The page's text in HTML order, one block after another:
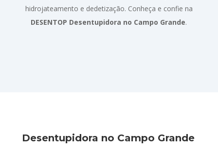
hidrojateamento e dedetização. Conheça e confie na
DESENTOP Desentupidora no Campo Grande.
Desentupidora no Campo Grande